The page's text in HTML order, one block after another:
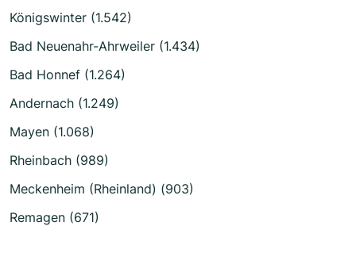
Königswinter (1.542)
Bad Neuenahr-Ahrweiler (1.434)
Bad Honnef (1.264)
Andernach (1.249)
Mayen (1.068)
Rheinbach (989)
Meckenheim (Rheinland) (903)
Remagen (671)